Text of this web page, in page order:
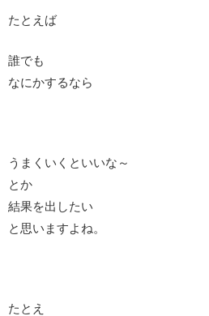
たとえば
誰でも
なにかするなら
うまくいくといいな～
とか
結果を出したい
と思いますよね。
たとえ